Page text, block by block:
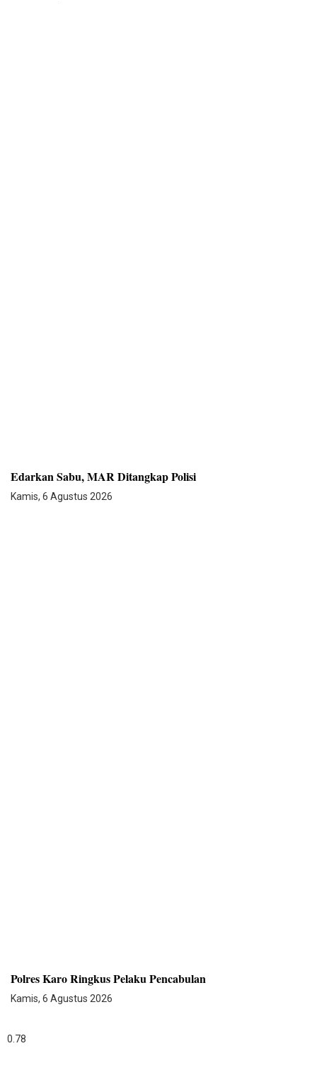
Edarkan Sabu, MAR Ditangkap Polisi
Kamis, 6 Agustus 2026
Polres Karo Ringkus Pelaku Pencabulan
Kamis, 6 Agustus 2026